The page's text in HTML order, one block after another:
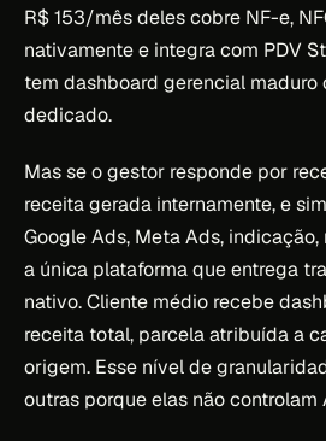
R$ 153/mês deles cobre NF-e,
nativamente e integra com PDV
tem dashboard gerencial
dedicado.
Mas se o gestor responde por
receita gerada internamente, e
Google Ads, Meta Ads,
a única plataforma que entrega
nativo. Cliente médio recebe
receita total, parcela atribuída a
origem. Esse nível de
outras porque elas não controlam